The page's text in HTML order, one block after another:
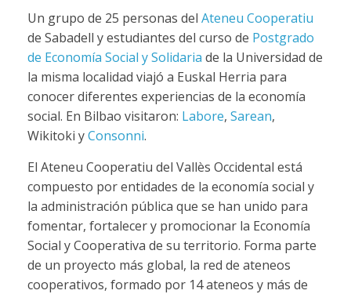
Un grupo de 25 personas del Ateneu Cooperatiu
de Sabadell y estudiantes del curso de Postgrado
de Economía Social y Solidaria de la Universidad de
la misma localidad viajó a Euskal Herria para
conocer diferentes experiencias de la economía
social. En Bilbao visitaron: Labore, Sarean,
Wikitoki yConsonni.
El Ateneu Cooperatiu del Vallès Occidental está
compuesto por entidades de la economía social y
la administración pública que se han unido para
fomentar, fortalecer y promocionar la Economía
Social y Cooperativa de su territorio. Forma parte
de un proyecto más global, la red de ateneos
cooperativos, formado por 14 ateneos y más de